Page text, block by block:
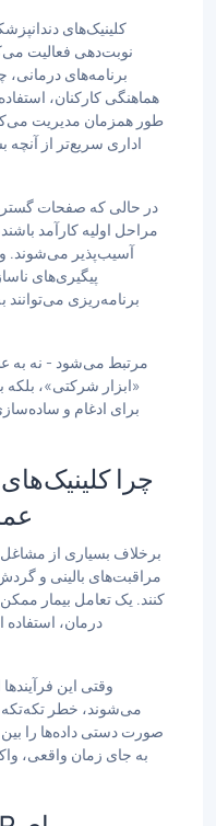
کلینیک‌های
نوبت‌دهی فعالیت
برنامه‌های
هماهنگی کارکنان،
طور همزمان مدیریت
اداری سریع‌تر از آنچه
در حالی که صفحات
مراحل اولیه کارآمد
آسیب‌پذیر می‌شوند.
پیگیری‌های
برنامه‌ریزی
«ابزار شرکتی»،
برای ادغام و
چرا
برخلاف بسیاری از مشاغل
مراقبت‌های بالینی و
کنند. یک تعامل بیمار
درمان، استفاده
وقتی این
می‌شوند، خطر تکه‌تکه
صورت دستی داده‌ها را
به جای زمان واقعی،